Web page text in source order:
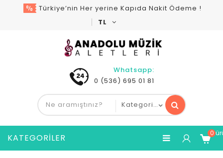
Türkiye’nin Her yerine Kapıda Nakit Ödeme !
TL
Whatsapp:
0 (536) 695 01 81
KATEGORILER 0